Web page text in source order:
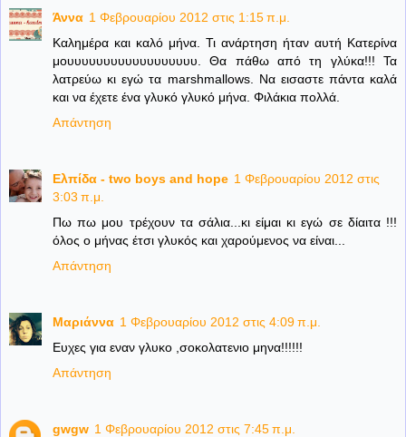
Άννα 1 Φεβρουαρίου 2012 στις 1:15 π.μ.
Καλημέρα και καλό μήνα. Τι ανάρτηση ήταν αυτή Κατερίνα
μουυυυυυυυυυυυυυυυυυ. Θα πάθω από τη γλύκα!!! Τα
λατρεύω κι εγώ τα marshmallows. Να εισαστε πάντα καλά
και να έχετε ένα γλυκό γλυκό μήνα. Φιλάκια πολλά.
Απάντηση
Ελπίδα - two boys and hope 1 Φεβρουαρίου 2012 στις
3:03 π.μ.
Πω πω μου τρέχουν τα σάλια...κι είμαι κι εγώ σε δίαιτα !!!
όλος ο μήνας έτσι γλυκός και χαρούμενος να είναι...
Απάντηση
Μαριάννα 1 Φεβρουαρίου 2012 στις 4:09 π.μ.
Ευχες για εναν γλυκο ,σοκολατενιο μηνα!!!!!!
Απάντηση
gwgw 1 Φεβρουαρίου 2012 στις 7:45 π.μ.